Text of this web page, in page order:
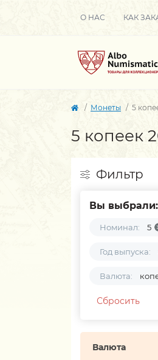
О НАС КАК
Монеты 5
5 копеек
Фильтр
Вы выбрали:
Номинал: 5
Год выпуска:
Валюта:
Сбросить
Валюта